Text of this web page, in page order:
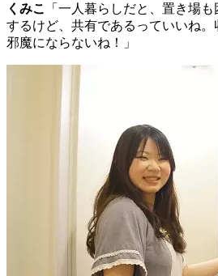
くみこ
「一人暮らしだと、置き場
するけど、共有であるっていいね
邪魔にならないね！」